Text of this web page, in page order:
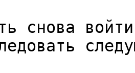
снова